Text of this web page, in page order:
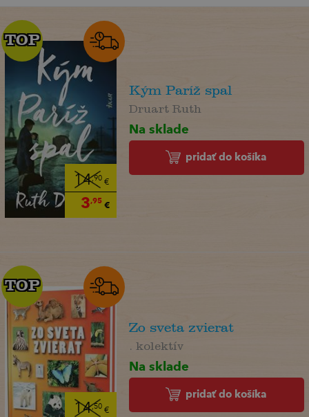
14,90€
3,95€
TOP
TOP
Kým Paríž spal
Druart Ruth
Na sklade
pridať do košíka
14,50€
TOP
TOP
Zo sveta zvierat
. kolektív
Na sklade
pridať do košíka